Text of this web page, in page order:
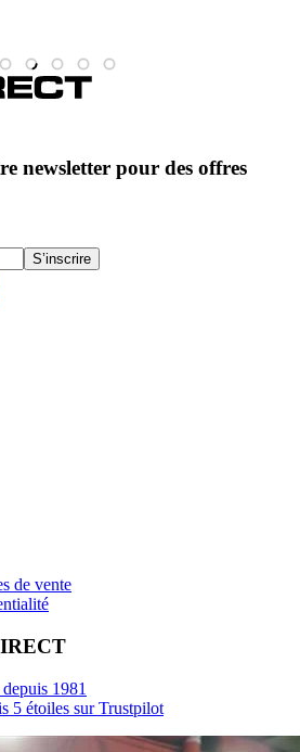
newsletter pour des offres
S’inscrire
de vente
1981
5 étoiles sur Trustpilot